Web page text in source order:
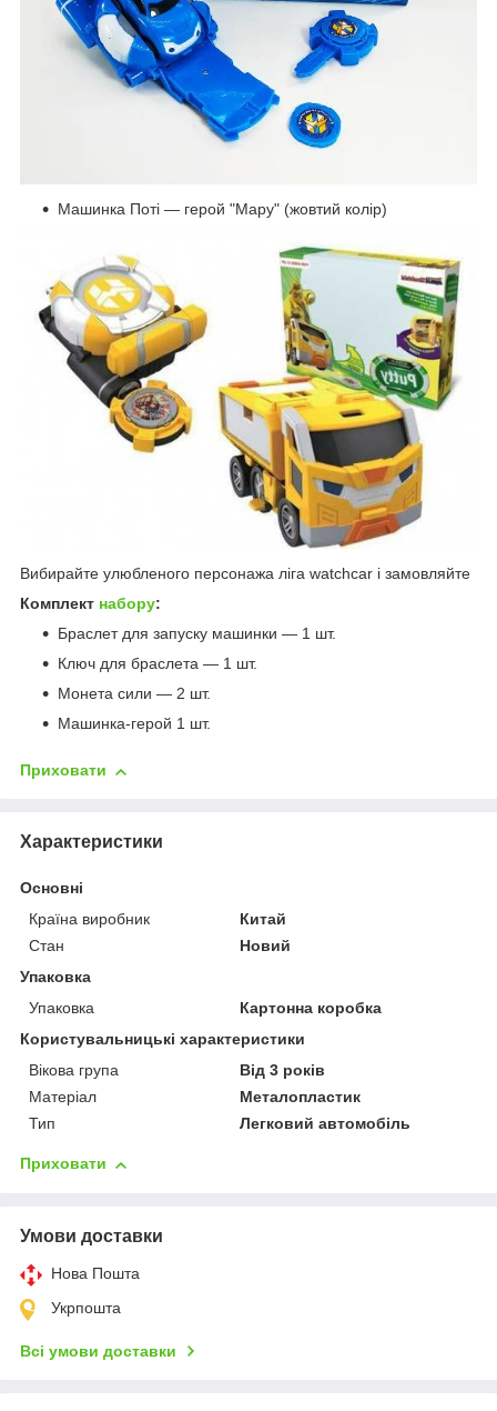
Машинка Поті — герой "Мару" (жовтий колір)
Вибирайте улюбленого персонажа ліга watchcar і замовляйте
Комплект набору:
Браслет для запуску машинки — 1 шт.
Ключ для браслета — 1 шт.
Монета сили — 2 шт.
Машинка-герой 1 шт.
Приховати
Характеристики
Основні
Країна виробник
Китай
Стан
Новий
Упаковка
Упаковка
Картонна коробка
Користувальницькі характеристики
Вікова група
Від 3 років
Матеріал
Металопластик
Тип
Легковий автомобіль
Приховати
Умови доставки
Нова Пошта
Укрпошта
Всі умови доставки